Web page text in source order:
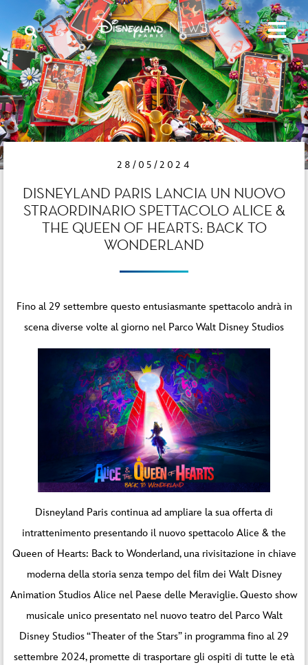
28/05/2024
DISNEYLAND PARIS LANCIA UN NUOVO
STRAORDINARIO SPETTACOLO ALICE &
THE QUEEN OF HEARTS: BACK TO
WONDERLAND
Fino al 29 settembre questo entusiasmante spettacolo andrà in
scena diverse volte al giorno nel Parco Walt Disney Studios
Disneyland Paris continua ad ampliare la sua offerta di
intrattenimento presentando il nuovo spettacolo Alice & the
Queen of Hearts: Back to Wonderland, una rivisitazione in chiave
moderna della storia senza tempo del film dei Walt Disney
Animation Studios Alice nel Paese delle Meraviglie. Questo show
musicale unico presentato nel nuovo teatro del Parco Walt
Disney Studios “Theater of the Stars” in programma fino al 29
settembre 2024, promette di trasportare gli ospiti di tutte le età